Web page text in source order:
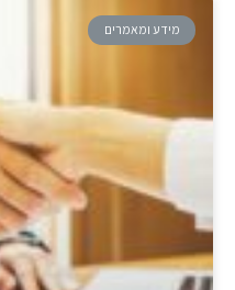
מידע ומאמרים